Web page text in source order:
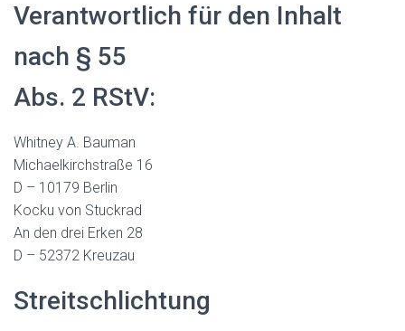
Verantwortlich für den Inhalt
nach § 55
Abs. 2 RStV:
Whitney A. Bauman
Michaelkirchstraße 16
D – 10179 Berlin
Kocku von Stuckrad
An den drei Erken 28
D – 52372 Kreuzau
Streitschlichtung